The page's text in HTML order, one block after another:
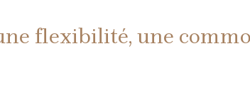
flexibilité, une